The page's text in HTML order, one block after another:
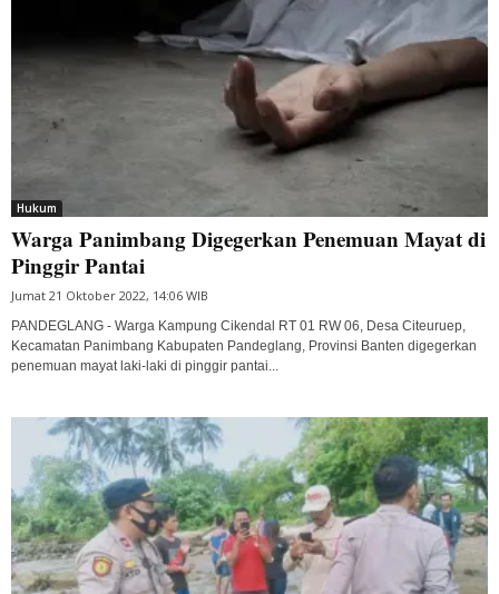
Hukum
Warga Panimbang Digegerkan Penemuan Mayat di
Pinggir Pantai
Jumat 21 Oktober 2022, 14:06 WIB
PANDEGLANG - Warga Kampung Cikendal RT 01 RW 06, Desa Citeuruep,
Kecamatan Panimbang Kabupaten Pandeglang, Provinsi Banten digegerkan
penemuan mayat laki-laki di pinggir pantai...